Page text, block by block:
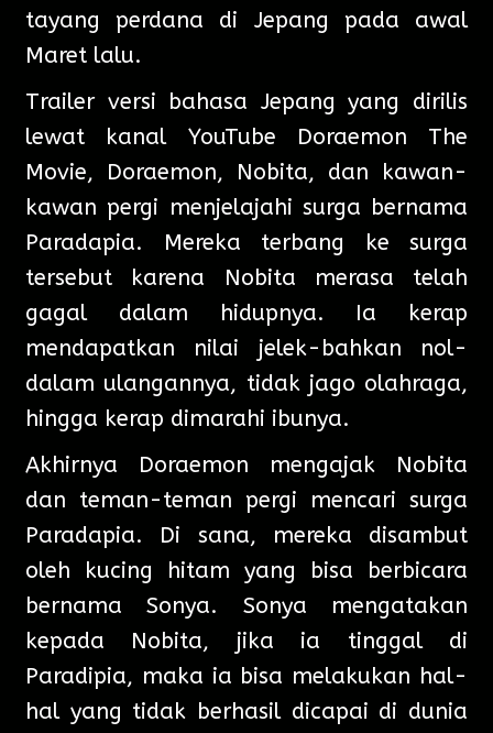
tayang perdana di Jepang pada awal
Maret lalu.
Trailer versi bahasa Jepang yang dirilis
lewat kanal YouTube Doraemon The
Movie, Doraemon, Nobita, dan kawan-
kawan pergi menjelajahi surga bernama
Paradapia. Mereka terbang ke surga
tersebut karena Nobita merasa telah
gagal dalam hidupnya. Ia kerap
mendapatkan nilai jelek-bahkan nol-
dalam ulangannya, tidak jago olahraga,
hingga kerap dimarahi ibunya.
Akhirnya Doraemon mengajak Nobita
dan teman-teman pergi mencari surga
Paradapia. Di sana, mereka disambut
oleh kucing hitam yang bisa berbicara
bernama Sonya. Sonya mengatakan
kepada Nobita, jika ia tinggal di
Paradipia, maka ia bisa melakukan hal-
hal yang tidak berhasil dicapai di dunia